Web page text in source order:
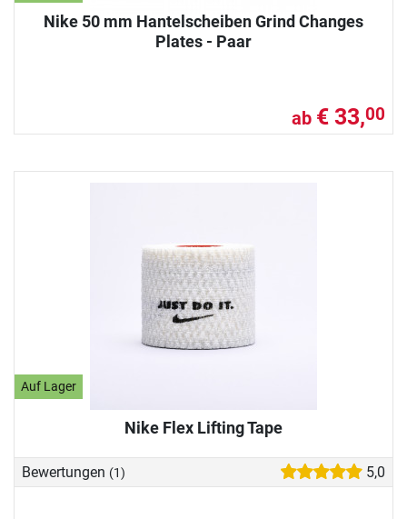
Nike 50 mm Hantelscheiben Grind Changes
Plates - Paar
ab € 33,00
Auf Lager
Nike Flex Lifting Tape
Bewertungen (1) 5,0